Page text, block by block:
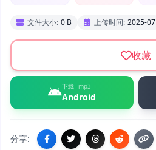
文件大小: 0 B 上传时间: 2025-07
收藏
下载 mp3
Android
分享: